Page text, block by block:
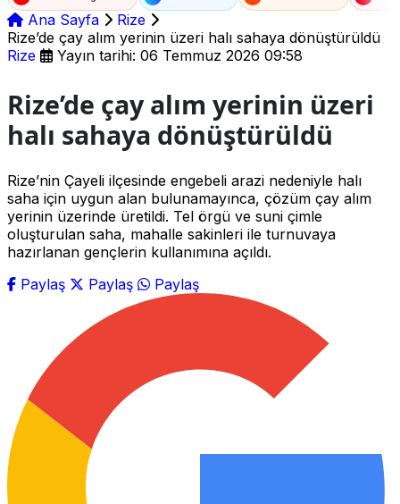
Ana Sayfa
Rize
Rize’de çay alım yerinin üzeri halı sahaya dönüştürüldü
Rize
Yayın tarihi: 06 Temmuz 2026 09:58
Rize’de çay alım yerinin üzeri
halı sahaya dönüştürüldü
Rize’nin Çayeli ilçesinde engebeli arazi nedeniyle halı
saha için uygun alan bulunamayınca, çözüm çay alım
yerinin üzerinde üretildi. Tel örgü ve suni çimle
oluşturulan saha, mahalle sakinleri ile turnuvaya
hazırlanan gençlerin kullanımına açıldı.
Paylaş
Paylaş Paylaş